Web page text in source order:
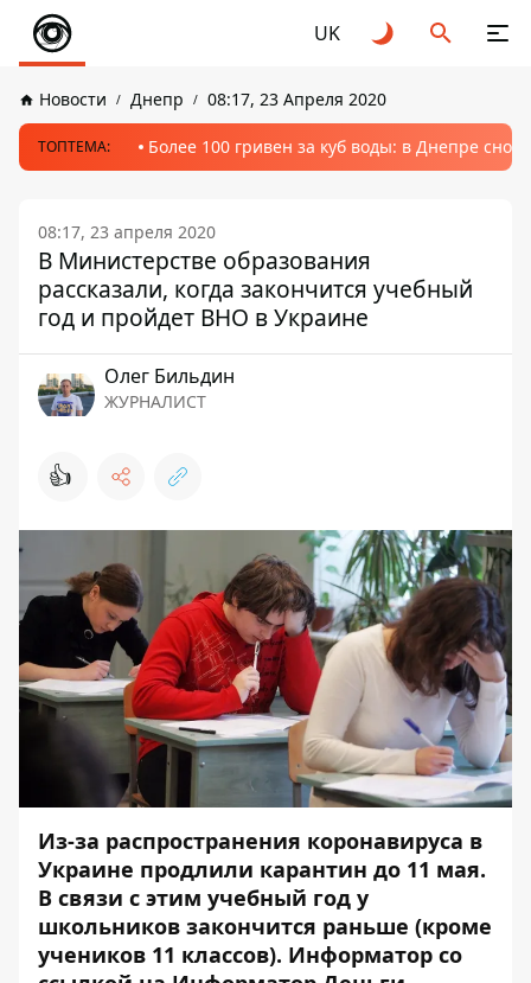
UK
Новости Днепр 08:17, 23 Апреля 2020
ТОПТЕМА: Более 100 гривен за куб воды: в Днепре
08:17, 23 апреля 2020
В Министерстве образования
рассказали, когда закончится учебный
год и пройдет ВНО в Украине
Олег Бильдин
ЖУРНАЛИСТ
👍
Из-за распространения коронавируса в
Украине продлили карантин до 11 мая.
В связи с этим учебный год у
школьников закончится раньше (кроме
учеников 11 классов). Информатор со